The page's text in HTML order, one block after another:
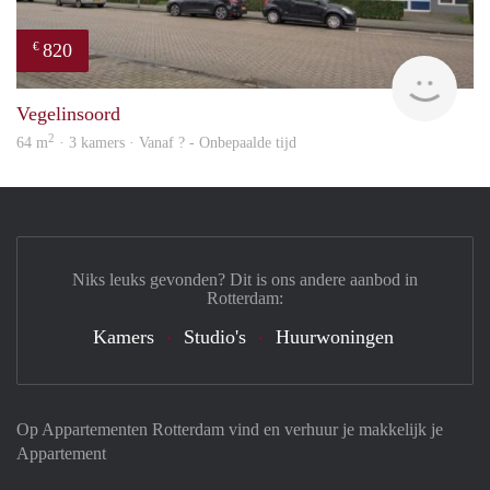
€ 820
Vegelinsoord
64 m2 · 3 kamers · Vanaf ? - Onbepaalde tijd
Op Appartementen Rotterdam vind en verhuur je makkelijk je
Appartement
Niks leuks gevonden? Dit is ons andere aanbod in
Rotterdam:
Kamers Studio's Huurwoningen